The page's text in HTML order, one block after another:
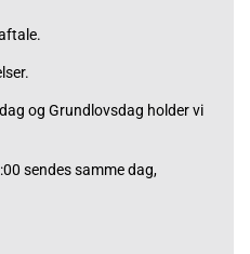
og Grundlovsdag holder vi
sendes samme dag,